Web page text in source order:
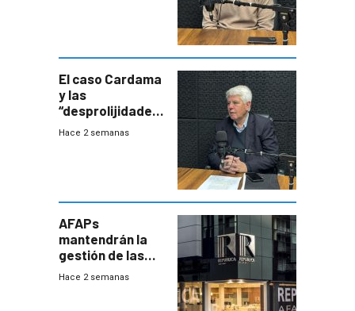
innovadora
El caso Cardama
y las
“desprolijidades”
que la
Hace 2 semanas
AFAPs
mantendrán la
gestión de las
cuentas
Hace 2 semanas